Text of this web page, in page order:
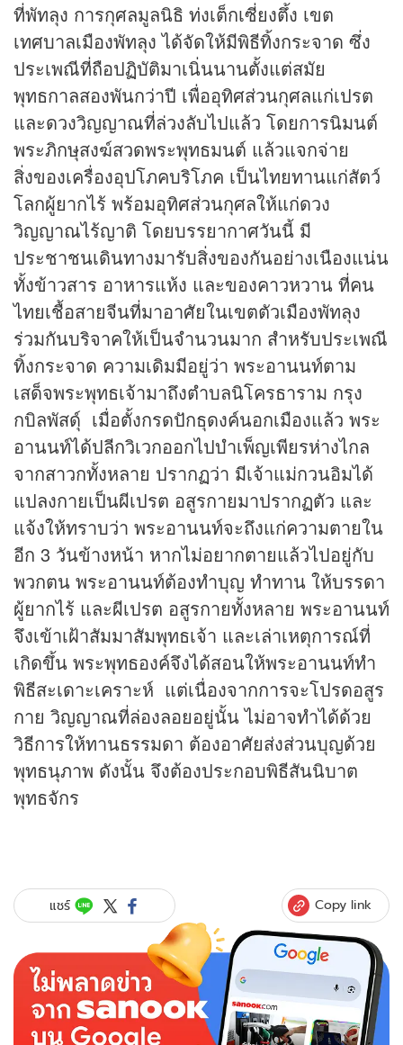
ที่พัทลุง การกุศลมูลนิธิ ท่งเต็กเซี่ยงตึ้ง เขต
เทศบาลเมืองพัทลุง ได้จัดให้มีพิธีทิ้งกระจาด ซึ่ง
ประเพณีที่ถือปฏิบัติมาเนิ่นนานตั้งแต่สมัย
พุทธกาลสองพันกว่าปี เพื่ออุทิศส่วนกุศลแก่เปรต
และดวงวิญญาณที่ล่วงลับไปแล้ว โดยการนิมนต์
พระภิกษุสงฆ์สวดพระพุทธมนต์ แล้วแจกจ่าย
สิ่งของเครื่องอุปโภคบริโภค เป็นไทยทานแก่สัตว์
โลกผู้ยากไร้ พร้อมอุทิศส่วนกุศลให้แก่ดวง
วิญญาณไร้ญาติ โดยบรรยากาศวันนี้ มี
ประชาชนเดินทางมารับสิ่งของกันอย่างเนืองแน่น
ทั้งข้าวสาร อาหารแห้ง และของคาวหวาน ที่คน
ไทยเชื้อสายจีนที่มาอาศัยในเขตตัวเมืองพัทลุง
ร่วมกันบริจาคให้เป็นจำนวนมาก สำหรับประเพณี
ทิ้งกระจาด ความเดิมมีอยู่ว่า พระอานนท์ตาม
เสด็จพระพุทธเจ้ามาถึงตำบลนิโครธาราม กรุง
กบิลพัสดุ์ เมื่อตั้งกรดปักธุดงค์นอกเมืองแล้ว พระ
อานนท์ได้ปลีกวิเวกออกไปบำเพ็ญเพียรห่างไกล
จากสาวกทั้งหลาย ปรากฏว่า มีเจ้าแม่กวนอิมได้
แปลงกายเป็นผีเปรต อสูรกายมาปรากฏตัว และ
แจ้งให้ทราบว่า พระอานนท์จะถึงแก่ความตายใน
อีก 3 วันข้างหน้า หากไม่อยากตายแล้วไปอยู่กับ
พวกตน พระอานนท์ต้องทำบุญ ทำทาน ให้บรรดา
ผู้ยากไร้ และผีเปรต อสูรกายทั้งหลาย พระอานนท์
จึงเข้าเฝ้าสัมมาสัมพุทธเจ้า และเล่าเหตุการณ์ที่
เกิดขึ้น พระพุทธองค์จึงได้สอนให้พระอานนท์ทำ
พิธีสะเดาะเคราะห์ แต่เนื่องจากการจะโปรดอสูร
กาย วิญญาณที่ล่องลอยอยู่นั้น ไม่อาจทำได้ด้วย
วิธีการให้ทานธรรมดา ต้องอาศัยส่งส่วนบุญด้วย
พุทธนุภาพ ดังนั้น จึงต้องประกอบพิธีสันนิบาต
พุทธจักร
แชร์ Copy link